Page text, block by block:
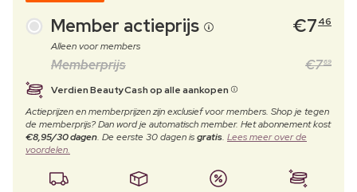
Member actieprijs €7 46
Alleen voor members
Memberprijs €769
Verdien BeautyCash op alle aankopen
Actieprijzen en memberprijzen zijn exclusief voor members. Shop je tegen
de memberprijs? Dan word je automatisch member. Het abonnement kost
€8,95/30 dagen. De eerste 30 dagen isgratis. Lees meer over de
voordelen.